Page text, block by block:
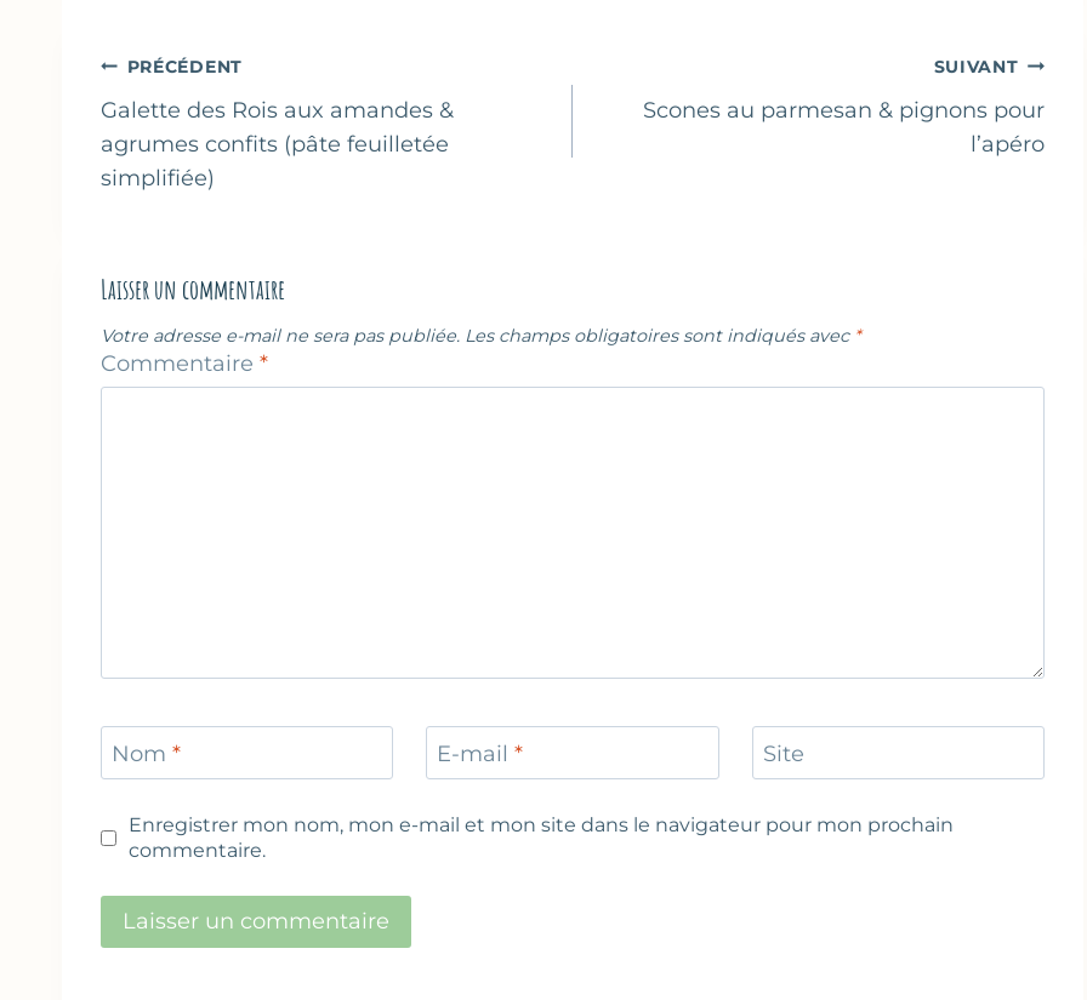
Navigation
de
l’article
PRÉCÉDENT
Galette des Rois aux amandes &
agrumes confits (pâte feuilletée
simplifiée)
SUIVANT
Scones au parmesan & pignons pour
l’apéro
Laisser un commentaire
Votre adresse e-mail ne sera pas publiée. Les champs obligatoires sont indiqués avec *
Commentaire *
Nom * E-mail* Site
Enregistrer mon nom, mon e-mail et mon site dans le navigateur pour mon prochain
commentaire.